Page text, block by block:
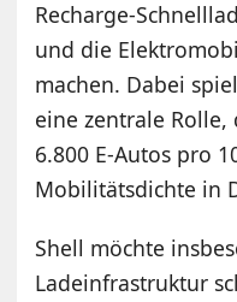
Recharge-
und die
machen. Dabei
eine zentrale
6.800 E-Autos pro
Mobilitätsdichte in
Shell möchte
Ladeinfrastruktur